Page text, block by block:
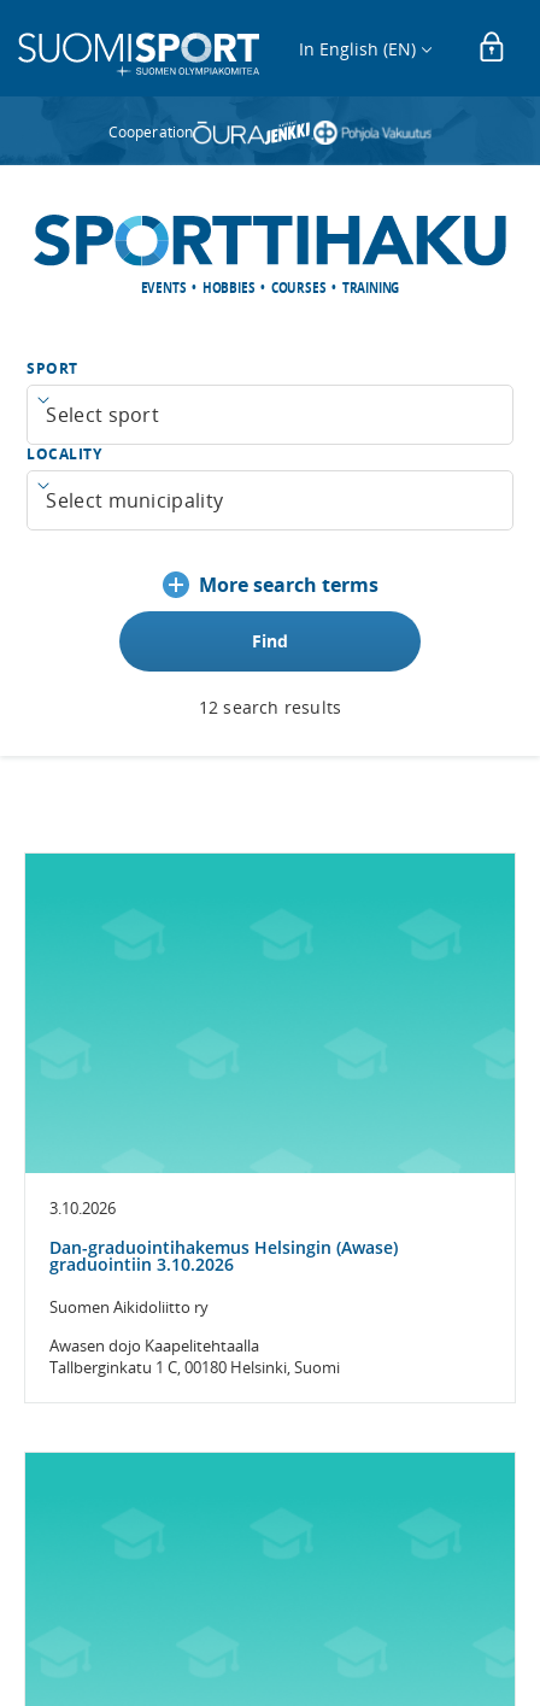
In English (EN)
Cooperation
EVENTS • HOBBIES • COURSES • TRAINING
SPORT
Open menu
LOCALITY
Open menu
More search terms
Find
12 search results
3.10.2026
Dan-graduointihakemus Helsingin (Awase)
graduointiin 3.10.2026
Suomen Aikidoliitto ry
Awasen dojo Kaapelitehtaalla
Tallberginkatu 1 C, 00180 Helsinki, Suomi